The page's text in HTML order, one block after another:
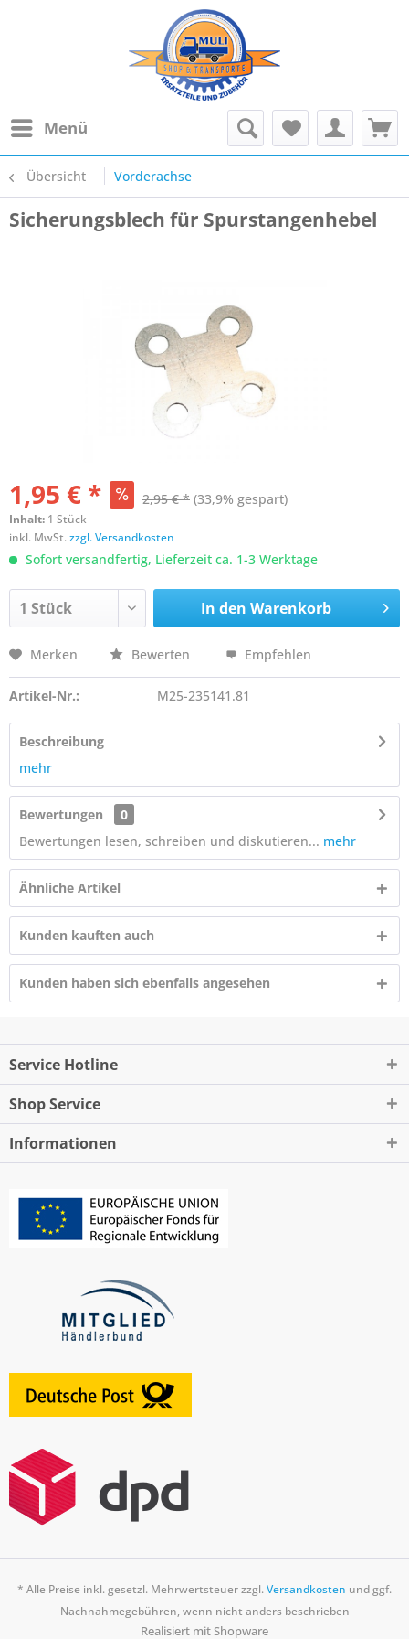
Menü
Übersicht Vorderachse
Sicherungsblech für Spurstangenhebel
1,95 € * 2,95 € * (33,9% gespart)
Inhalt: 1 Stück
inkl. MwSt.zzgl. Versandkosten
Sofort versandfertig, Lieferzeit ca. 1-3 Werktage
In den Warenkorb
Merken Bewerten Empfehlen
Artikel-Nr.: M25-235141.81
Beschreibung
mehr
Bewertungen
0
Bewertungen lesen, schreiben und diskutieren... mehr
Ähnliche Artikel
Kunden kauften auch
Kunden haben sich ebenfalls angesehen
Service Hotline
Shop Service
Informationen
* Alle Preise inkl. gesetzl. Mehrwertsteuer zzgl.Versandkosten und ggf.
Nachnahmegebühren, wenn nicht anders beschrieben
Realisiert mit Shopware